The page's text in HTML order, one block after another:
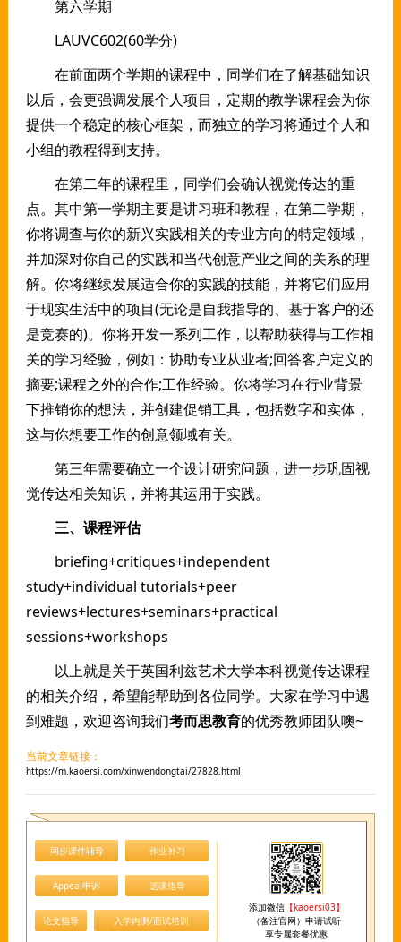
第六学期
LAUVC602(60学分)
在前面两个学期的课程中，同学们在了解基础知识
以后，会更强调发展个人项目，定期的教学课程会为你
提供一个稳定的核心框架，而独立的学习将通过个人和
小组的教程得到支持。
在第二年的课程里，同学们会确认视觉传达的重
点。其中第一学期主要是讲习班和教程，在第二学期，
你将调查与你的新兴实践相关的专业方向的特定领域，
并加深对你自己的实践和当代创意产业之间的关系的理
解。你将继续发展适合你的实践的技能，并将它们应用
于现实生活中的项目(无论是自我指导的、基于客户的还
是竞赛的)。你将开发一系列工作，以帮助获得与工作相
关的学习经验，例如：协助专业从业者;回答客户定义的
摘要;课程之外的合作;工作经验。你将学习在行业背景
下推销你的想法，并创建促销工具，包括数字和实体，
这与你想要工作的创意领域有关。
第三年需要确立一个设计研究问题，进一步巩固视
觉传达相关知识，并将其运用于实践。
三、课程评估
briefing+critiques+independent
study+individual tutorials+peer
reviews+lectures+seminars+practical
sessions+workshops
以上就是关于英国利兹艺术大学本科视觉传达课程
的相关介绍，希望能帮助到各位同学。大家在学习中遇
到难题，欢迎咨询我们考而思教育的优秀教师团队噢~
当前文章链接：
https://m.kaoersi.com/xinwendongtai/27828.html
同步课件辅导 作业补习
Appeal申诉 选课指导
论文指导 入学内测/面试培训
添加微信【kaoersi03】
（备注官网）申请试听
享专属套餐优惠